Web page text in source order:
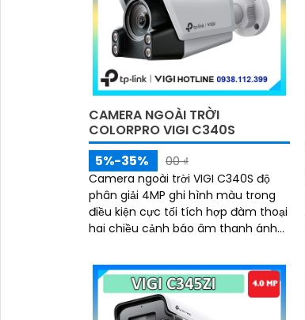
CAMERA NGOÀI TRỜI
COLORPRO VIGI C340S
5%-35%
00 ₫
Camera ngoài trời VIGI C340S độ
phân giải 4MP ghi hình màu trong
điều kiện cực tối tích hợp đàm thoại
hai chiều cảnh báo âm thanh ánh
phân loại người phương tiện chuẩn
IP67 chống bụi nước lưu trữ qua thẻ
nhớ 256GB hoặc NVR quản lý bằng
VIGI App